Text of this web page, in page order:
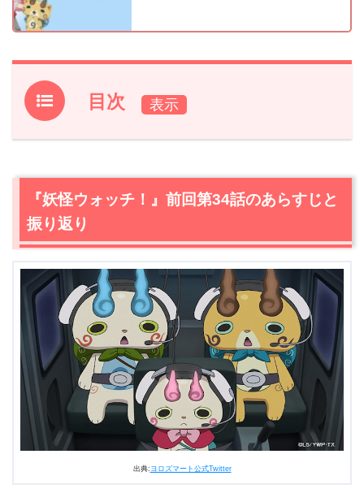
目次
1.『妖怪ウォッチ！』前回第34話のあらすじと振り返り
2.1お母さんのおもてなし
2.2 堕落していくケータくん
2.3
2.5 ウィスパーの行く末は？
『妖怪ウォッチ！』第35話あらすじ・ネタバレ感想まと
『妖怪ウォッチ！』前回第34話のあらすじと
振り返り
出典: ヨロズマート公式Twitter